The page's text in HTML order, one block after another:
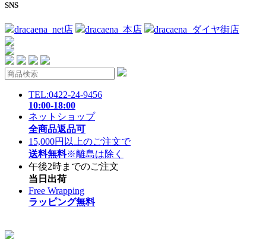
SNS
dracaena_net店 dracaena_本店 dracaena_ダイヤ街店
TEL:0422-24-9456
10:00-18:00
ネットショップ
全商品返品可
15,000円以上のご注文で
送料無料※離島は除く
午後2時までのご注文
当日出荷
Free Wrapping
ラッピング無料